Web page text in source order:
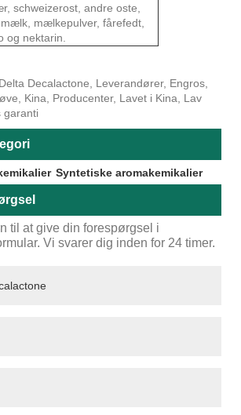
schweizerost, andre oste,
mælkepulver, fårefedt,
og nektarin.
Decalactone, Leverandører, Engros,
Kina, Producenter, Lavet i Kina, Lav
garanti
Syntetiske aromakemikalier
til at give din forespørgsel i
Vi svarer dig inden for 24 timer.